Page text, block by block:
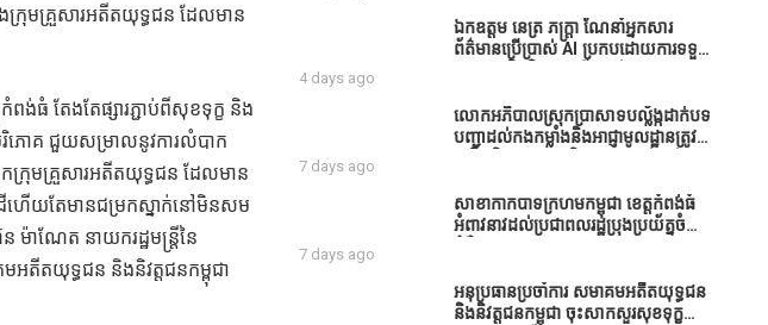
ក្រុមគ្រួសារអតីតយុទ្ធជន ដែលមាន
ង់ធំ តែងតែផ្សារភ្ជាប់ពីសុខទុក្ខ និង
ភោគ ជួយសម្រាលនូវការលំបាក
កក្រុមគ្រួសារអតីតយុទ្ធជន ដែលមាន
ហើយតែមានជម្រកស្នាក់នៅមិនសម
ម៉ាណែត នាយករដ្ឋមន្ត្រីនៃ
អតីតយុទ្ធជន និងនិវត្តជនកម្ពុជា
កំពង់ធំ( Video inside)
ឯកឧត្តម នេត្រ ភក្ត្រា ណែនាំអ្នកសារ
ព័ត៌មានប្រើប្រាស់ AI ប្រកបដោយការទទួល
ព្រោះ AI មិនមែនជាអ្នកទទួលខុសត្រូវនៃ
អត្ថបទព័ត៌មាននោះទេ
4 days ago
លោកអភិបាលស្រុកប្រាសាទបល្ល័ង្កដាក់បទ
បញ្ជាដល់កងកម្លាំងនិងអាជ្ញាមូលដ្ឋានត្រូវ
7 days ago
សាខាកាកបាទក្រហមកម្ពុជា ខេត្តកំពង់ធំ
អំពាវនាវដល់ប្រជាពលរដ្ឋប្រុងប្រយ័ត្នចំពោះ
7 days ago
អនុប្រធានប្រចាំការ សមាគមអតីតយុទ្ធជន
និងនិវត្តជនកម្ពុជា ចុះសាកសួរសុខទុក្ខ